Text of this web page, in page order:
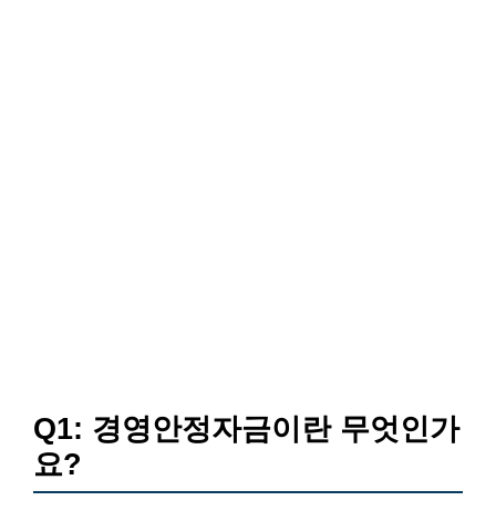
Q1: 경영안정자금이란 무엇인가
요?